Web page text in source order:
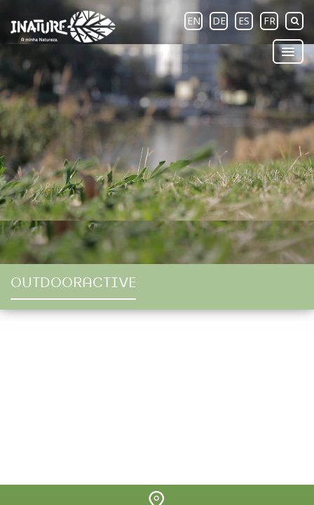
EN DE ES FR
OUTDOORACTIVE